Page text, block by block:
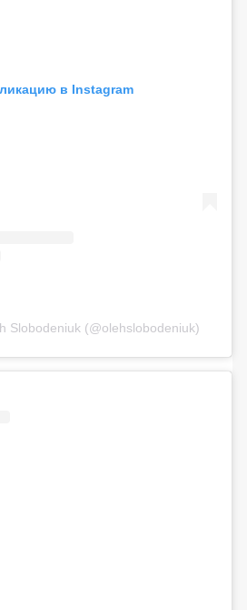
в Instagram
Slobodeniuk (@olehslobodeniuk)